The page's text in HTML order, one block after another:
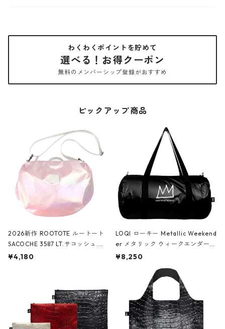
わくわくポイントを貯めて
選べる！お得クーポン
無料のメンバーシップ登録がおすすめ
ピックアップ商品
2026新作 ROOTOTE ルートート
SACOCHE 3587 LT.サコッシュ.ル
ミエ-B ショルダーバッグ グロスピ
¥4,180
LOQI ローキー Metallic Weekend
er メタリック ウィークエンダー
ボストンバッグ ショルダーバッグ
Black ジャン=ミッシェル・バスキ
ア/クラウン ブラック
¥8,250